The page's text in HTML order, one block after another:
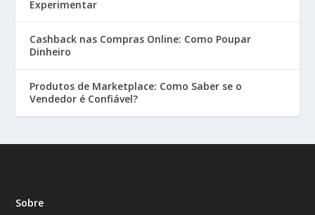
Experimentar
Cashback nas Compras Online: Como Poupar
Dinheiro
Produtos de Marketplace: Como Saber se o
Vendedor é Confiável?
Sobre